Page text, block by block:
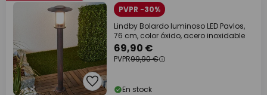
PVPR -30%
Lindby Bolardo luminoso LED Pavlos,
76 cm, color óxido, acero inoxidable
69,90 €
PVPR99,90 €
En stock